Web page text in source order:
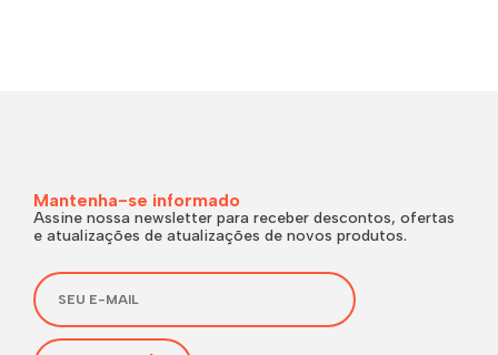
Mantenha-se informado
Assine nossa newsletter para receber descontos, ofertas
e atualizações de atualizações de novos produtos.